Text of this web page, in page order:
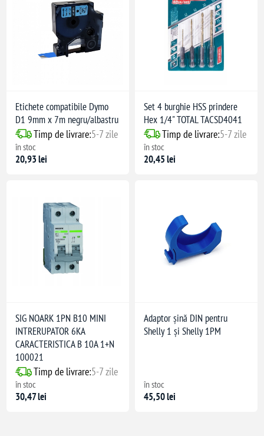
Etichete compatibile Dymo
D1 9mm x 7m negru/albastru
Timp de livrare:5-7 zile
în stoc
20,93 lei
Set 4 burghie HSS prindere
Hex 1/4" TOTAL TACSD4041
Timp de livrare:5-7 zile
în stoc
20,45 lei
SIG NOARK 1PN B10 MINI
INTRERUPATOR 6KA
CARACTERISTICA B 10A 1+N
100021
Timp de livrare:5-7 zile
în stoc
30,47 lei
Adaptor șină DIN pentru
Shelly 1 și Shelly 1PM
în stoc
45,50 lei